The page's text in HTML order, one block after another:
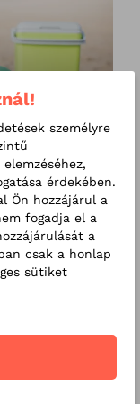
személyre
érdekében.
Ön hozzájárul a
fogadja el a
a
csak a honlap
sütiket